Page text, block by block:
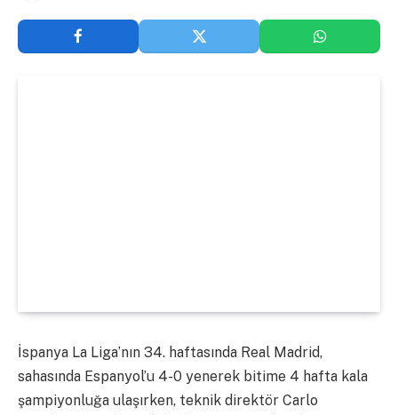
İspanya La Liga’nın 34. haftasında Real Madrid,
sahasında Espanyol’u 4-0 yenerek bitime 4 hafta kala
şampiyonluğa ulaşırken, teknik direktör Carlo